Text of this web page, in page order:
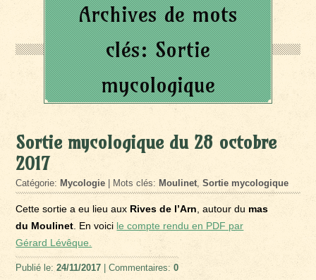
Archives de mots
clés:Sortie
mycologique
Sortie mycologique du 28 octobre
2017
Catégorie: Mycologie | Mots clés: Moulinet,Sortie mycologique
Cette sortie a eu lieu aux Rives de l’Arn , autour du mas
du Moulinet . En voici le compte rendu en PDF par
Gérard Lévêque.
Publié le:24/11/2017 | Commentaires:0